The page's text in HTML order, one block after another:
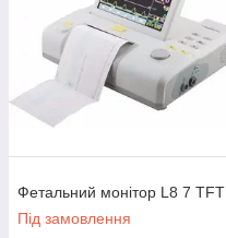
Фетальний монітор L8 7 TFT
Під замовлення